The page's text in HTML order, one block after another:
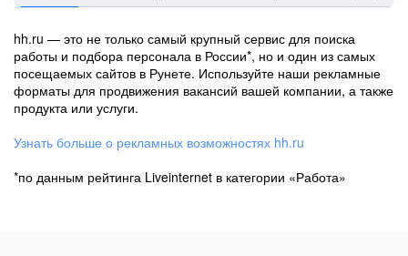
hh.ru — это не только самый крупный сервис для поиска
работы и подбора персонала в России*, но и один из самых
посещаемых сайтов в Рунете. Используйте наши рекламные
форматы для продвижения вакансий вашей компании, а также
продукта или услуги.
Узнать больше о рекламных возможностях hh.ru
*по данным рейтинга Liveinternet в категории «Работа»